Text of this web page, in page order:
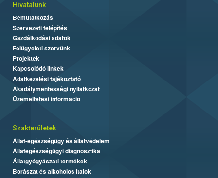
Hivatalunk
Bemutatkozás
Szervezeti felépítés
Gazdálkodási adatok
Felügyeleti szervünk
Projektek
Kapcsolódó linkek
Adatkezelési tájékoztató
Akadálymentességi nyilatkozat
Üzemeltetési információ
Szakterületek
Állat-egészségügy és állatvédelem
Állategészségügyi diagnosztika
Állatgyógyászati termékek
Borászat és alkoholos italok